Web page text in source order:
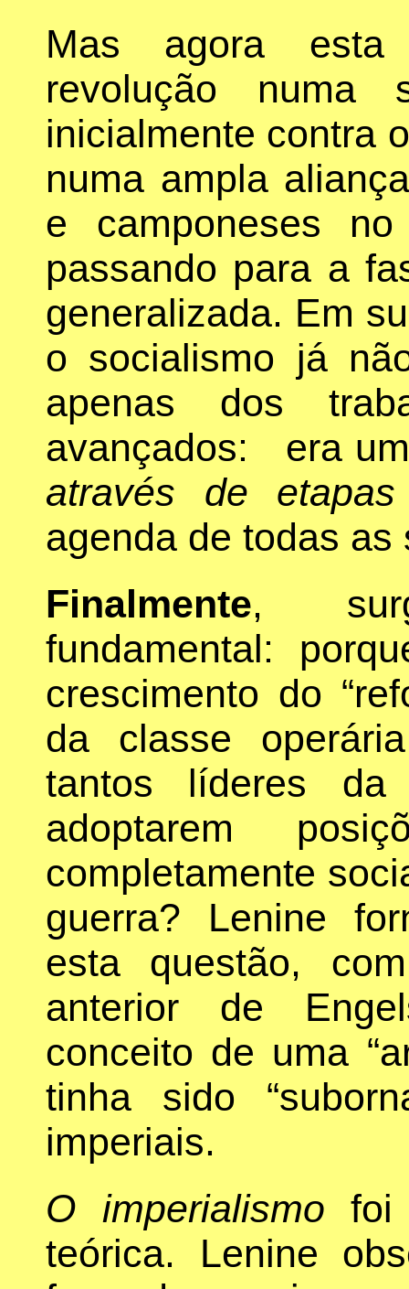
Mas agora esta
revolução numa
inicialmente contra
numa ampla
e camponeses
passando para a
generalizada. Em
o socialismo já
apenas dos
avançados: era
através de etapas
agenda de todas as
Finalmente,
fundamental:
crescimento do
da classe
tantos líderes da
adoptarem
completamente
guerra? Lenine
esta questão,
anterior de
conceito de uma
tinha sido
imperiais.
O imperialismo foi
teórica. Lenine